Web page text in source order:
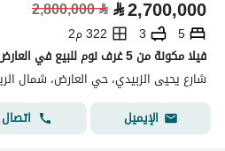
⃁2,700,000
⃁
2,800,000
5
3
322 م2
فيلا مكونة من 5 غرف نوم للبيع في العارض، الرياض
شارع يحيى الزبيدي، حي العارض، شمال
الإيميل
اتصال